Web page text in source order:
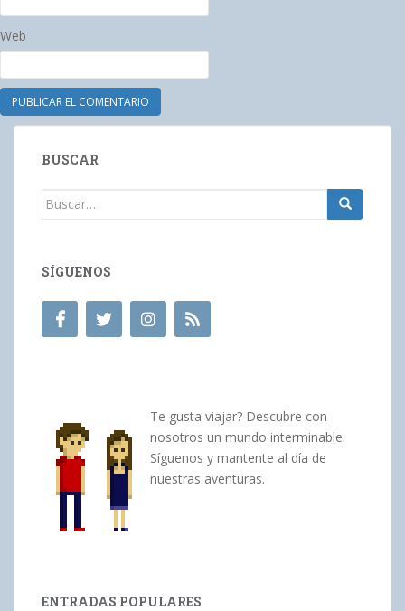
Web
BUSCAR
Buscar:
SÍGUENOS
Te gusta viajar? Descubre con
nosotros un mundo interminable.
Síguenos y mantente al día de
nuestras aventuras.
ENTRADAS POPULARES